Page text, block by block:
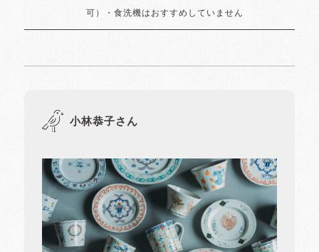
可）・食洗機はおすすめしていません
小林恭子さん